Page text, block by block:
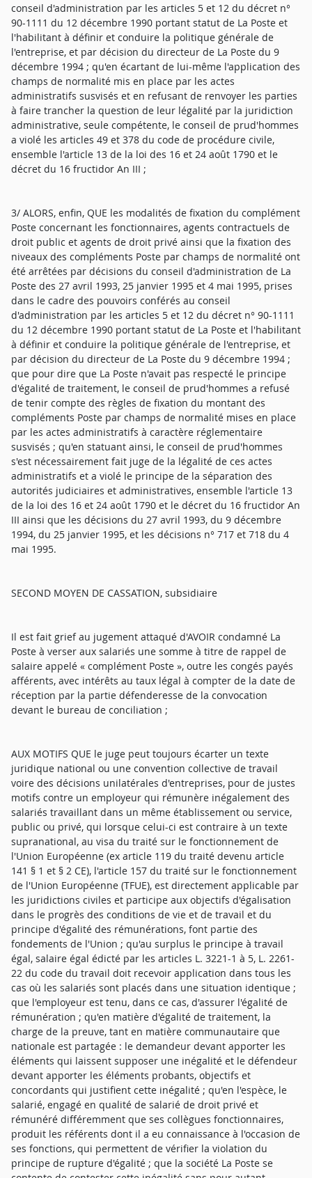
conseil d'administration par les articles 5 et 12 du décret n°
90-1111 du 12 décembre 1990 portant statut de La Poste et
l'habilitant à définir et conduire la politique générale de
l'entreprise, et par décision du directeur de La Poste du 9
décembre 1994 ; qu'en écartant de lui-même l'application des
champs de normalité mis en place par les actes
administratifs susvisés et en refusant de renvoyer les parties
à faire trancher la question de leur légalité par la juridiction
administrative, seule compétente, le conseil de prud'hommes
a violé les articles 49 et 378 du code de procédure civile,
ensemble l'article 13 de la loi des 16 et 24 août 1790 et le
décret du 16 fructidor An III ;
3/ ALORS, enfin, QUE les modalités de fixation du complément
Poste concernant les fonctionnaires, agents contractuels de
droit public et agents de droit privé ainsi que la fixation des
niveaux des compléments Poste par champs de normalité ont
été arrêtées par décisions du conseil d'administration de La
Poste des 27 avril 1993, 25 janvier 1995 et 4 mai 1995, prises
dans le cadre des pouvoirs conférés au conseil
d'administration par les articles 5 et 12 du décret n° 90-1111
du 12 décembre 1990 portant statut de La Poste et l'habilitant
à définir et conduire la politique générale de l'entreprise, et
par décision du directeur de La Poste du 9 décembre 1994 ;
que pour dire que La Poste n'avait pas respecté le principe
d'égalité de traitement, le conseil de prud'hommes a refusé
de tenir compte des règles de fixation du montant des
compléments Poste par champs de normalité mises en place
par les actes administratifs à caractère réglementaire
susvisés ; qu'en statuant ainsi, le conseil de prud'hommes
s'est nécessairement fait juge de la légalité de ces actes
administratifs et a violé le principe de la séparation des
autorités judiciaires et administratives, ensemble l'article 13
de la loi des 16 et 24 août 1790 et le décret du 16 fructidor An
III ainsi que les décisions du 27 avril 1993, du 9 décembre
1994, du 25 janvier 1995, et les décisions n° 717 et 718 du 4
mai 1995.
SECOND MOYEN DE CASSATION, subsidiaire
Il est fait grief au jugement attaqué d'AVOIR condamné La
Poste à verser aux salariés une somme à titre de rappel de
salaire appelé « complément Poste », outre les congés payés
afférents, avec intérêts au taux légal à compter de la date de
réception par la partie défenderesse de la convocation
devant le bureau de conciliation ;
AUX MOTIFS QUE le juge peut toujours écarter un texte
juridique national ou une convention collective de travail
voire des décisions unilatérales d'entreprises, pour de justes
motifs contre un employeur qui rémunère inégalement des
salariés travaillant dans un même établissement ou service,
public ou privé, qui lorsque celui-ci est contraire à un texte
supranational, au visa du traité sur le fonctionnement de
l'Union Européenne (ex article 119 du traité devenu article
141 § 1 et § 2 CE), l'article 157 du traité sur le fonctionnement
de l'Union Européenne (TFUE), est directement applicable par
les juridictions civiles et participe aux objectifs d'égalisation
dans le progrès des conditions de vie et de travail et du
principe d'égalité des rémunérations, font partie des
fondements de l'Union ; qu'au surplus le principe à travail
égal, salaire égal édicté par les articles L. 3221-1 à 5, L. 2261-
22 du code du travail doit recevoir application dans tous les
cas où les salariés sont placés dans une situation identique ;
que l'employeur est tenu, dans ce cas, d'assurer l'égalité de
rémunération ; qu'en matière d'égalité de traitement, la
charge de la preuve, tant en matière communautaire que
nationale est partagée : le demandeur devant apporter les
éléments qui laissent supposer une inégalité et le défendeur
devant apporter les éléments probants, objectifs et
concordants qui justifient cette inégalité ; qu'en l'espèce, le
salarié, engagé en qualité de salarié de droit privé et
rémunéré différemment que ses collègues fonctionnaires,
produit les référents dont il a eu connaissance à l'occasion de
ses fonctions, qui permettent de vérifier la violation du
principe de rupture d'égalité ; que la société La Poste se